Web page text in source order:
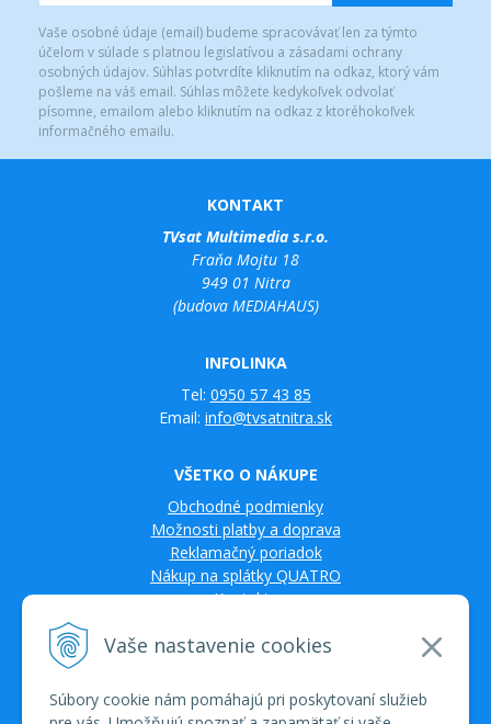
Vaše nastavenie cookies
Súbory cookie nám pomáhajú pri poskytovaní služieb
Vaše osobné údaje (email) budeme spracovávať len za týmto
účelom v súlade s platnou legislatívou a zásadami ochrany
osobných údajov. Súhlas potvrdíte kliknutím na odkaz, ktorý vám
pošleme na váš email. Súhlas môžete kedykoľvek odvolať
písomne, emailom alebo kliknutím na odkaz z ktoréhokoľvek
informačného emailu.
KONTAKT
TVsat Multimedia s.r.o.
Fraňa Mojtu 18
949 01 Nitra
(budova MEDIAHAUS)
INFOLINKA
Tel: 0950 57 43 85
Email: info@tvsatnitra.sk
VŠETKO O NÁKUPE
Obchodné podmienky
Možnosti platby a doprava
Reklamačný poriadok
Nákup na splátky QUATRO
Kontakty